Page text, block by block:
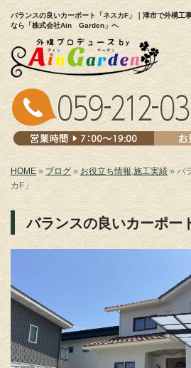
バランスの良いカーポート「ネスカF」｜津市で外構工
なら「株式会社Ain Garden」へ
HOME» ブログ» お役立ち情報,施工実績 » バ
カF」
バランスの良いカーポー